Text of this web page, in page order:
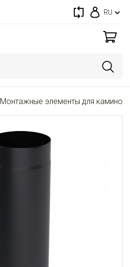
RU
Монтажные элементы для каминов